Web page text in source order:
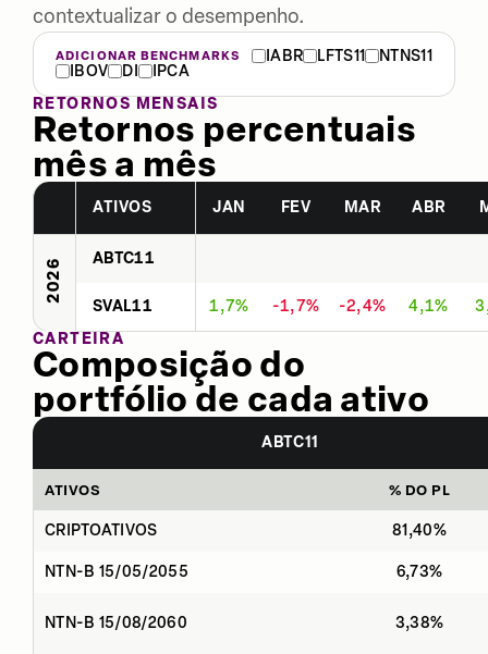
contextualizar o desempenho.
ADICIONAR BENCHMARKS IABR LFTS11
NTNS11
IBOV
DI
IPCA
RETORNOS MENSAIS
Retornos percentuais
mês a mês
ATIVOS JAN FEV MAR ABR
2026 ABTC11
SVAL11 1,7% -1,7% -2,4% 4,1%
CARTEIRA
Composição do
portfólio de cada ativo
ABTC11
ATIVOS % DO PL
CRIPTOATIVOS 81,40%
NTN-B 15/05/2055 6,73%
NTN-B 15/08/2060 3,38%